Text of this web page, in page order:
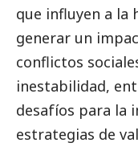
que influyen a la
generar un
conflictos
inestabilidad,
desafíos para la
estrategias de